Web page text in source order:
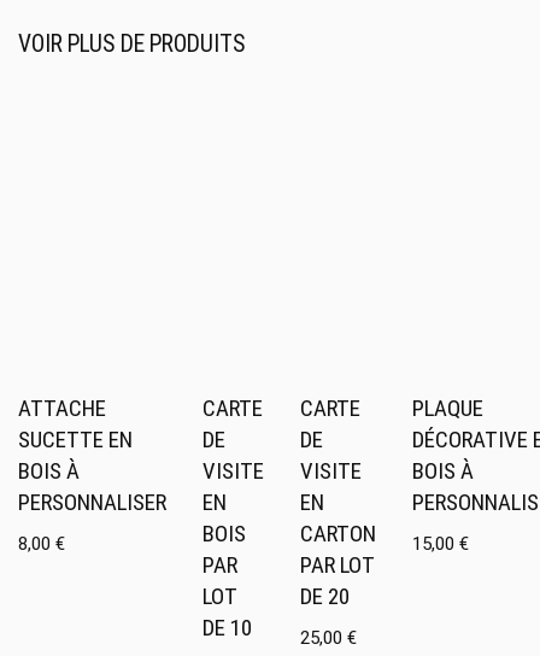
VOIR PLUS DE PRODUITS
ATTACHE
SUCETTE EN
BOIS À
PERSONNALISER
8,00 €
CARTE
DE
VISITE
EN
BOIS
PAR
LOT
DE 10
CARTE
DE
VISITE
EN
CARTON
PAR LOT
DE 20
25,00 €
PLAQUE
DÉCORATIVE
BOIS À
15,00 €